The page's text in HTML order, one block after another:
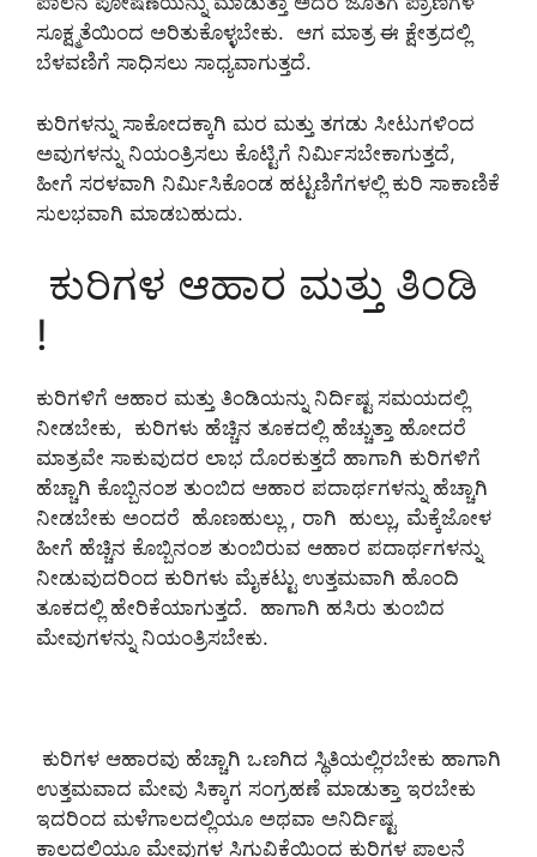
ಸೂಕ್ಷ್ಮತೆಯಿಂದ ಅರಿತುಕೊಳ್ಳಬೇಕು. ಆಗ ಮಾತ್ರ ಈ ಕ್ಷೇತ್ರದಲ್ಲಿ
ಬೆಳವಣಿಗೆ ಸಾಧಿಸಲು ಸಾಧ್ಯವಾಗುತ್ತದೆ.
ಕುರಿಗಳನ್ನು ಸಾಕೋದಕ್ಕಾಗಿ ಮರ ಮತ್ತು ತಗಡು ಸೀಟುಗಳಿಂದ
ಅವುಗಳನ್ನು ನಿಯಂತ್ರಿಸಲು ಕೊಟ್ಟಿಗೆ ನಿರ್ಮಿಸಬೇಕಾಗುತ್ತದೆ,
ಹೀಗೆ ಸರಳವಾಗಿ ನಿರ್ಮಿಸಿಕೊಂಡ ಹಟ್ಟಣಿಗೆಗಳಲ್ಲಿ ಕುರಿ ಸಾಕಾಣಿಕೆ
ಸುಲಭವಾಗಿ ಮಾಡಬಹುದು.
ಕುರಿಗಳ ಆಹಾರ ಮತ್ತು ತಿಂಡಿ
!
ಕುರಿಗಳಿಗೆ ಆಹಾರ ಮತ್ತು ತಿಂಡಿಯನ್ನು ನಿರ್ದಿಷ್ಟ ಸಮಯದಲ್ಲಿ
ನೀಡಬೇಕು, ಕುರಿಗಳು ಹೆಚ್ಚಿನ ತೂಕದಲ್ಲಿ ಹೆಚ್ಚುತ್ತಾ ಹೋದರೆ
ಮಾತ್ರವೇ ಸಾಕುವುದರ ಲಾಭ ದೊರಕುತ್ತದೆ ಹಾಗಾಗಿ ಕುರಿಗಳಿಗೆ
ಹೆಚ್ಚಾಗಿ ಕೊಬ್ಬಿನಂಶ ತುಂಬಿದ ಆಹಾರ ಪದಾರ್ಥಗಳನ್ನು ಹೆಚ್ಚಾಗಿ
ನೀಡಬೇಕು ಅಂದರೆ ಹೊಣಹುಲ್ಲು , ರಾಗಿ ಹುಲ್ಲು, ಮೆಕ್ಕೆಜೋಳ
ಹೀಗೆ ಹೆಚ್ಚಿನ ಕೊಬ್ಬಿನಂಶ ತುಂಬಿರುವ ಆಹಾರ ಪದಾರ್ಥಗಳನ್ನು
ನೀಡುವುದರಿಂದ ಕುರಿಗಳು ಮೈಕಟ್ಟು ಉತ್ತಮವಾಗಿ ಹೊಂದಿ
ತೂಕದಲ್ಲಿ ಹೇರಿಕೆಯಾಗುತ್ತದೆ. ಹಾಗಾಗಿ ಹಸಿರು ತುಂಬಿದ
ಮೇವುಗಳನ್ನು ನಿಯಂತ್ರಿಸಬೇಕು.
ಕುರಿಗಳ ಆಹಾರವು ಹೆಚ್ಚಾಗಿ ಒಣಗಿದ ಸ್ಥಿತಿಯಲ್ಲಿರಬೇಕು ಹಾಗಾಗಿ
ಉತ್ತಮವಾದ ಮೇವು ಸಿಕ್ಕಾಗ ಸಂಗ್ರಹಣೆ ಮಾಡುತ್ತಾ ಇರಬೇಕು
ಇದರಿಂದ ಮಳೆಗಾಲದಲ್ಲಿಯೂ ಅಥವಾ ಅನಿರ್ದಿಷ್ಟ
ಕಾಲದಲ್ಲಿಯೂ ಮೇವುಗಳ ಸಿಗುವಿಕೆಯಿಂದ ಕುರಿಗಳ ಪಾಲನೆ